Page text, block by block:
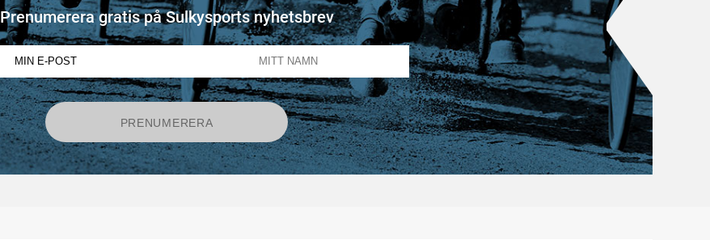
Prenumerera gratis på Sulkysports nyhetsbrev